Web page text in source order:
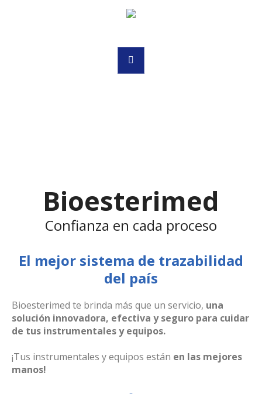
Bioesterimed
Confianza en cada proceso
El mejor sistema de trazabilidad
del país
Bioesterimed te brinda más que un servicio, una
solución innovadora, efectiva y seguro para cuidar
de tus instrumentales y equipos.
¡Tus instrumentales y equipos están en las mejores
manos!